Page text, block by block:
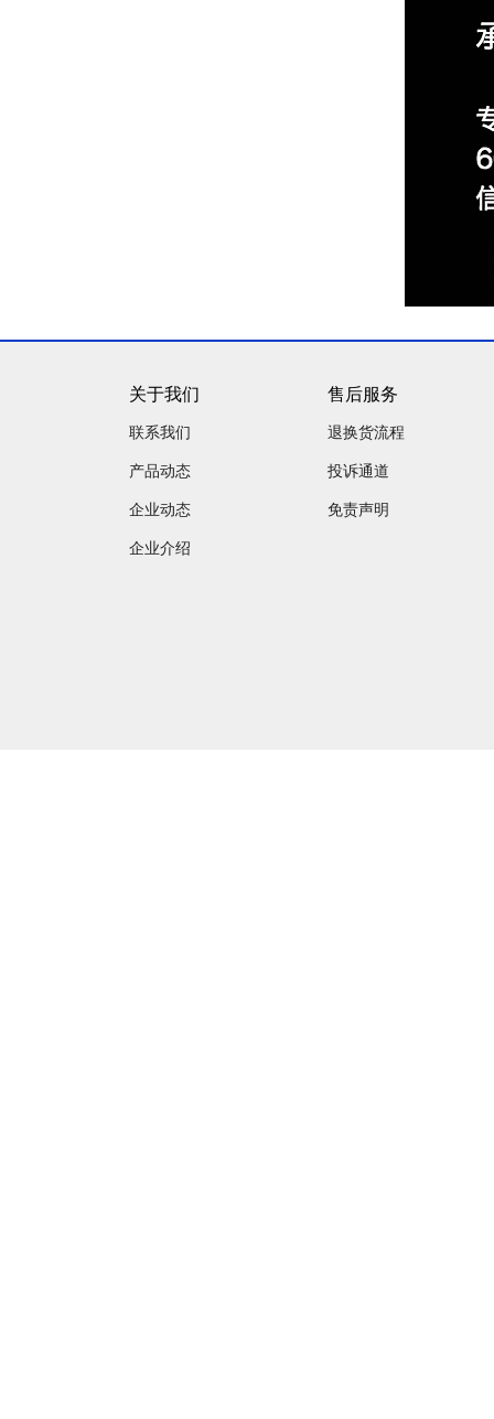
关于我们
联系我们
产品动态
企业动态
企业介绍
售后服务
退换货流程
投诉通道
免责声明